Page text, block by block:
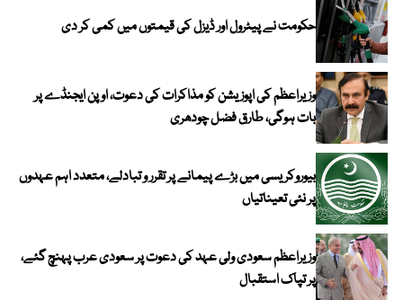
حکومت نے پیٹرول اور ڈیزل کی قیمتوں میں کمی کر دی
وزیراعظم کی اپوزیشن کو مذاکرات کی دعوت، اوپن ایجنڈے پر
بات ہوگی، طارق فضل چودھری
بیوروکریسی میں بڑے پیمانے پر تقرر و تبادلے، متعدد اہم عہدوں
پر نئی تعیناتیاں
وزیراعظم سعودی ولی عہد کی دعوت پر سعودی عرب پہنچ گئے،
پر تپاک استقبال